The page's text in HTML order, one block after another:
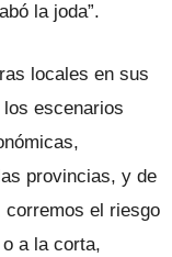
la joda”.
locales en sus
escenarios
provincias, y de
corremos el riesgo
a la corta,